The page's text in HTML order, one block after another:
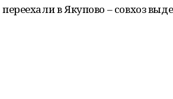
переехали в Якупово – совхоз